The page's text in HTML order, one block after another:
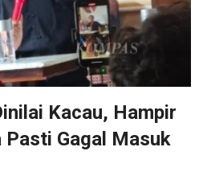
Kacau, Hampir
Pasti Gagal Masuk